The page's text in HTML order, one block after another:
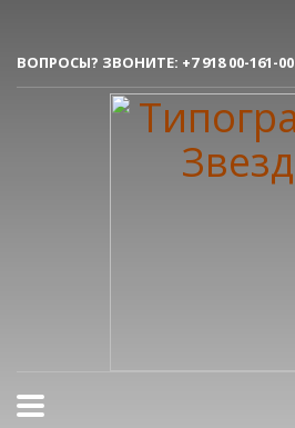
1 Вы делаете заявку.
Согласовываем макет.
Получаете готовый заказ!
ВОПРОСЫ? ЗВОНИТЕ: +7 918 00-161-00